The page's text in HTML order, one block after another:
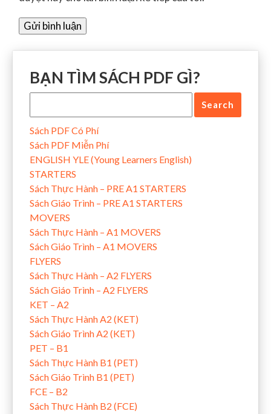
BẠN TÌM SÁCH PDF GÌ?
Sách PDF Có Phí
Sách PDF Miễn Phí
ENGLISH YLE (Young Learners English)
STARTERS
Sách Thực Hành – PRE A1 STARTERS
Sách Giáo Trình – PRE A1 STARTERS
MOVERS
Sách Thực Hành – A1 MOVERS
Sách Giáo Trình – A1 MOVERS
FLYERS
Sách Thực Hành – A2 FLYERS
Sách Giáo Trình – A2 FLYERS
KET – A2
Sách Thực Hành A2 (KET)
Sách Giáo Trình A2 (KET)
PET – B1
Sách Thực Hành B1 (PET)
Sách Giáo Trình B1 (PET)
FCE – B2
Sách Thực Hành B2 (FCE)